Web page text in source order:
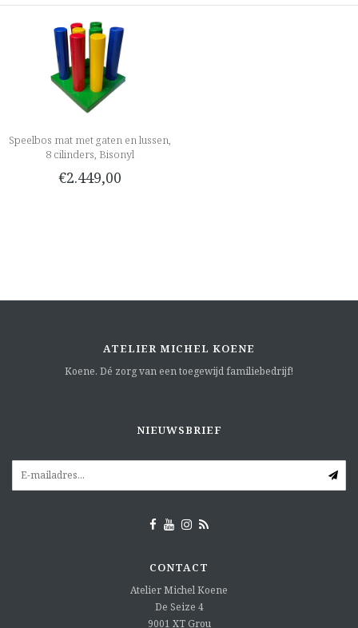
Speelbos mat met gaten en lussen,
8 cilinders, Bisonyl
€2.449,00
ATELIER MICHEL KOENE
Koene. Dé zorg van een toegewijd familiebedrijf!
NIEUWSBRIEF
CONTACT
Atelier Michel Koene
De Seize 4
9001 XT Grou